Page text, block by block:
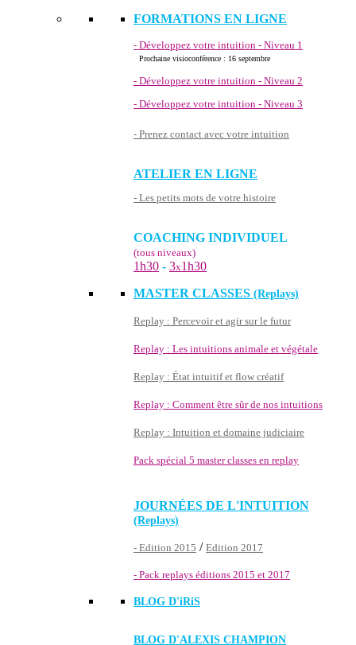
FORMATIONS EN LIGNE
- Développez votre intuition - Niveau 1
Prochaine visioconférence : 16 septembre
- Développez votre intuition - Niveau 2
- Développez votre intuition - Niveau 3
- Prenez contact avec votre intuition
ATELIER EN LIGNE
- Les petits mots de votre histoire
COACHING INDIVIDUEL
(tous niveaux)
1h30 - 3x1h30
MASTER CLASSES (Replays)
Replay : Percevoir et agir sur le futur
Replay : Les intuitions animale et végétale
Replay : État intuitif et flow créatif
Replay : Comment être sûr de nos intuitions
Replay : Intuition et domaine judiciaire
Pack spécial 5 master classes en replay
JOURNÉES DE L'INTUITION
(Replays)
- Edition 2015 / Edition 2017
- Pack replays éditions 2015 et 2017
BLOG D'iRiS
BLOG D'ALEXIS CHAMPION